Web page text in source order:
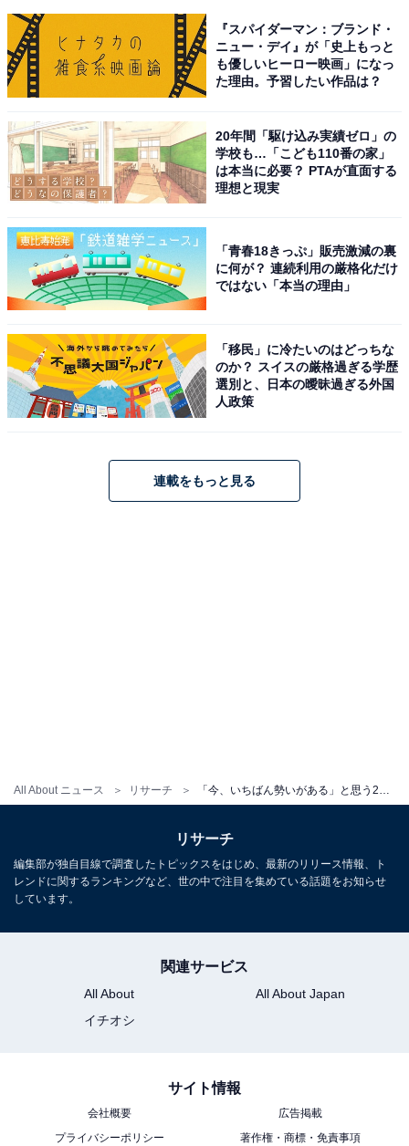
All About ニュース リサーチ
View this post on Instagram
いったコメントが集まり、ナチュラルな印象と、巧みな
演技スキルのギャップに魅了されている人が多いようで
す。
『スパイダーマン：ブランド・
ニュー・デイ』が「史上もっと
も優しいヒーロー映画」になっ
た理由。予習したい作品は？
20年間「駆け込み実績ゼロ」の
学校も…「こども110番の家」
は本当に必要？ PTAが直面する
理想と現実
「青春18きっぷ」販売激減の裏
に何が？ 連続利用の厳格化だけ
ではない「本当の理由」
「移民」に冷たいのはどっちな
のか？ スイスの厳格過ぎる学歴
選別と、日本の曖昧過ぎる外国
人政策
連載をもっと見る
リサーチ
編集部が独自目線で調査したトピックスをはじめ、最新のリリース情報、ト
レンドに関するランキングなど、世の中で注目を集めている話題をお知らせ
しています。
関連サービス
All About
All About Japan
イチオシ
サイト情報
会社概要
広告掲載
プライバシーポリシー
著作権・商標・免責事項